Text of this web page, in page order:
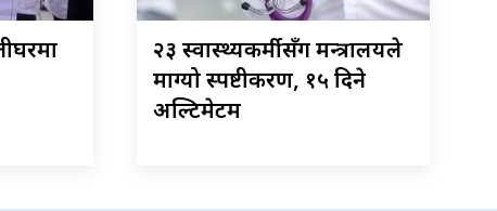
२३ स्वास्थ्यकर्मीसँग मन्त्रालयले
माग्यो स्पष्टीकरण, १५ दिने
अल्टिमेटम